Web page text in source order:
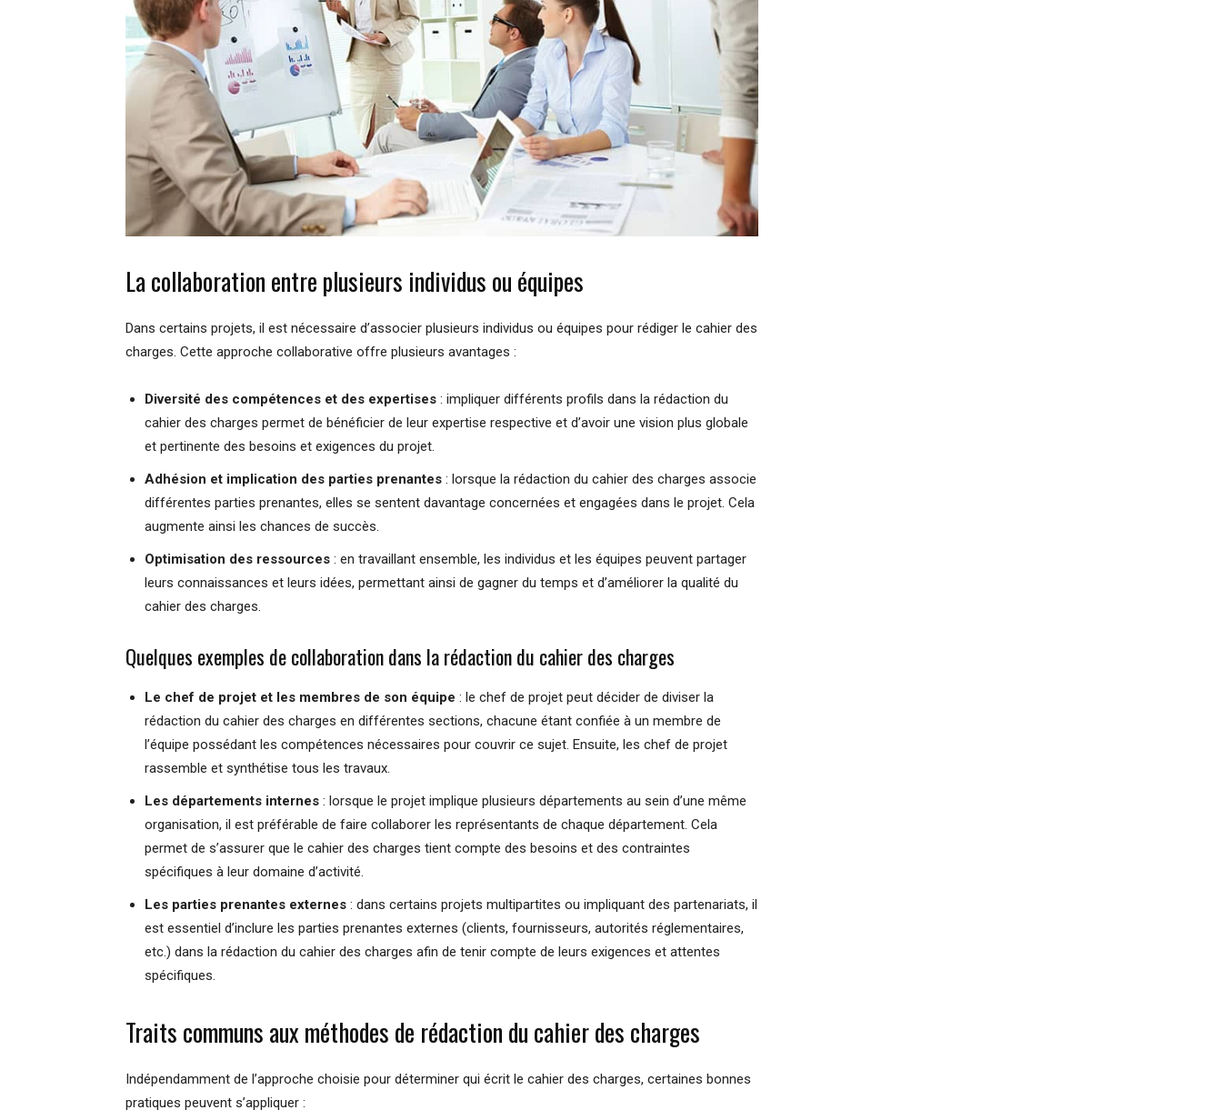
La collaboration entre plusieurs individus ou équipes
Dans certains projets, il est nécessaire d’associer plusieurs individus ou équipes pour rédiger le cahier des
charges. Cette approche collaborative offre plusieurs avantages :
Diversité des compétences et des expertises : impliquer différents profils dans la rédaction du
cahier des charges permet de bénéficier de leur expertise respective et d’avoir une vision plus globale
et pertinente des besoins et exigences du projet.
Adhésion et implication des parties prenantes : lorsque la rédaction du cahier des charges associe
différentes parties prenantes, elles se sentent davantage concernées et engagées dans le projet. Cela
augmente ainsi les chances de succès.
Optimisation des ressources : en travaillant ensemble, les individus et les équipes peuvent partager
leurs connaissances et leurs idées, permettant ainsi de gagner du temps et d’améliorer la qualité du
cahier des charges.
Quelques exemples de collaboration dans la rédaction du cahier des charges
Le chef de projet et les membres de son équipe : le chef de projet peut décider de diviser la
rédaction du cahier des charges en différentes sections, chacune étant confiée à un membre de
l’équipe possédant les compétences nécessaires pour couvrir ce sujet. Ensuite, les chef de projet
rassemble et synthétise tous les travaux.
Les départements internes : lorsque le projet implique plusieurs départements au sein d’une même
organisation, il est préférable de faire collaborer les représentants de chaque département. Cela
permet de s’assurer que le cahier des charges tient compte des besoins et des contraintes
spécifiques à leur domaine d’activité.
Les parties prenantes externes : dans certains projets multipartites ou impliquant des partenariats, il
est essentiel d’inclure les parties prenantes externes (clients, fournisseurs, autorités réglementaires,
etc.) dans la rédaction du cahier des charges afin de tenir compte de leurs exigences et attentes
spécifiques.
Traits communs aux méthodes de rédaction du cahier des charges
Indépendamment de l’approche choisie pour déterminer qui écrit le cahier des charges, certaines bonnes
pratiques peuvent s’appliquer :